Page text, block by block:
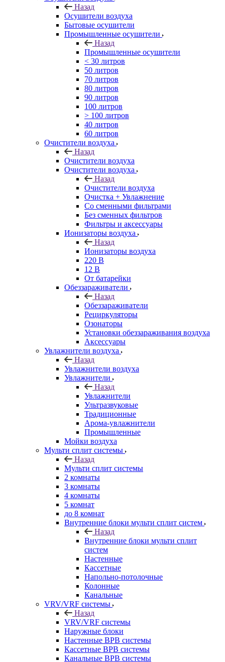
Назад
Осушители воздуха
Бытовые осушители
Промышленные осушители
Назад
Промышленные осушители
< 30 литров
50 литров
70 литров
80 литров
90 литров
100 литров
> 100 литров
40 литров
60 литров
Очистители воздуха
Назад
Очистители воздуха
Очистители воздуха
Назад
Очистители воздуха
Очистка + Увлажнение
Cо сменными фильтрами
Без сменных фильтров
Фильтры и аксессуары
Ионизаторы воздуха
Назад
Ионизаторы воздуха
220 В
12 В
От батарейки
Обеззараживатели
Назад
Обеззараживатели
Рециркуляторы
Озонаторы
Установки обеззараживания воздуха
Аксессуары
Увлажнители воздуха
Назад
Увлажнители воздуха
Увлажнители
Назад
Увлажнители
Ультразвуковые
Традиционные
Арома-увлажнители
Промышленные
Мойки воздуха
Мульти сплит системы
Назад
Мульти сплит системы
2 комнаты
3 комнаты
4 комнаты
5 комнат
до 8 комнат
Внутренние блоки мульти сплит систем
Назад
Внутренние блоки мульти сплит
систем
Настенные
Кассетные
Напольно-потолочные
Колонные
Канальные
VRV/VRF системы
Назад
VRV/VRF системы
Наружные блоки
Настенные ВРВ системы
Кассетные ВРВ системы
Канальные ВРВ системы